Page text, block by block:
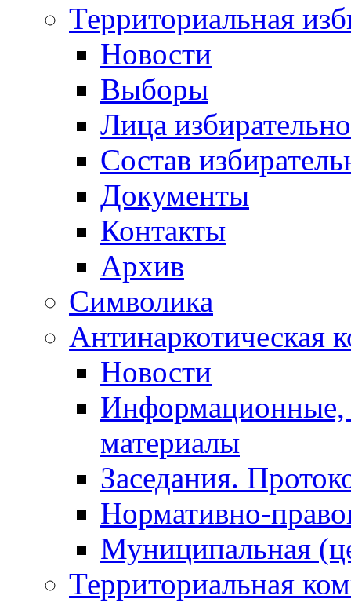
Территориальная
Новости
Выборы
Лица
Состав
Документы
Контакты
Архив
Символика
Антинаркотическая
Новости
Информационные,
материалы
Заседания.
Нормативно-
Муниципальная
Территориальная